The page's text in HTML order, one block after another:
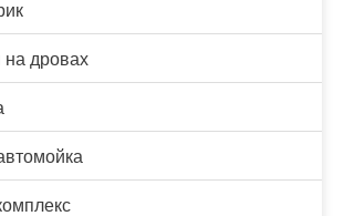
на дровах